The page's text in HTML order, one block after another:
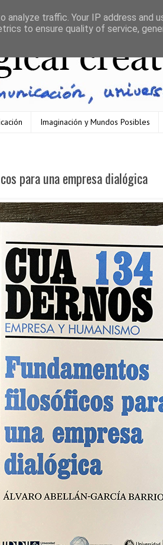
Imaginación y Mundos Posibles
para una empresa dialógica
traffic. Your IP address and
to ensure quality of service,